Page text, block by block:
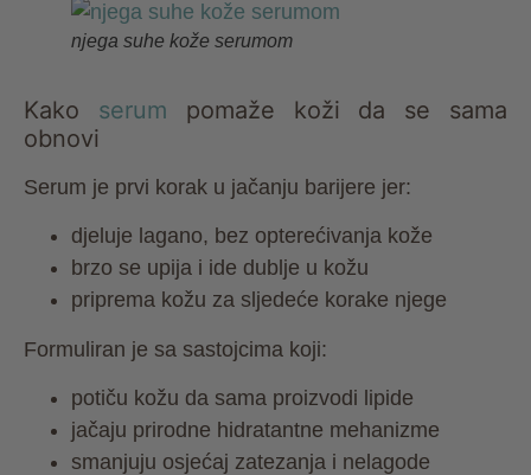
njega suhe kože serumom
Kako serum pomaže koži da se sama
obnovi
Serum je prvi korak u jačanju barijere jer:
djeluje lagano, bez opterećivanja kože
brzo se upija i ide dublje u kožu
priprema kožu za sljedeće korake njege
Formuliran je sa sastojcima koji:
potiču kožu da sama proizvodi lipide
jačaju prirodne hidratantne mehanizme
smanjuju osjećaj zatezanja i nelagode